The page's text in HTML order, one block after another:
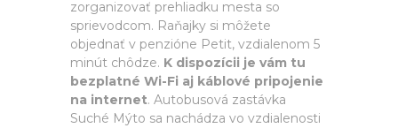
zorganizovať prehliadku mesta so
sprievodcom. Raňajky si môžete
objednať v penzióne Petit, vzdialenom 5
minút chôdze. K dispozícii je vám tu
bezplatné Wi-Fi aj káblové pripojenie
na internet. Autobusová zastávka
Suché Mýto sa nachádza vo vzdialenosti